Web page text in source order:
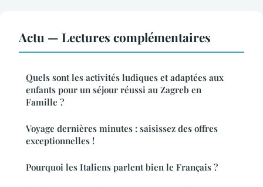
Actu — Lectures complémentaires
Quels sont les activités ludiques et adaptées aux
enfants pour un séjour réussi au Zagreb en
Famille ?
Voyage dernières minutes : saisissez des offres
exceptionnelles !
Pourquoi les Italiens parlent bien le Français ?